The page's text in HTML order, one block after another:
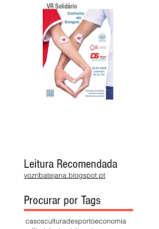
VR Solidário
Leitura Recomendada
vozribatejana.blogspot.pt
Procurar por Tags
casosculturadesportoeconomia